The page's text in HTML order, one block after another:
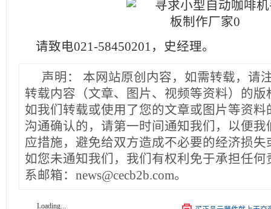
请致电021-58450201，史经理。
声明：
本网站原创内容，如需转载，请
转载内容（文章、图片、视频等资料）的版
如我们转载或使用了您的文章或图片等资料
沟通确认的，请第一时间通知我们，以便我
应措施，避免给双方造成不必要的经济损失
如您未通知我们，我们有权利免于承担任何
系邮箱：news@cecb2b.com。
Loading...